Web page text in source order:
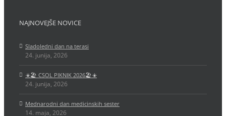
NAJNOVEJŠE NOVICE
Sladoledni dan na terasi
24. junija, 2026
☀️🏖️ CSOL PIKNIK 2026🏖️☀️
24. junija, 2026
Mednarodni dan medicinskih sester
14. maja, 2026